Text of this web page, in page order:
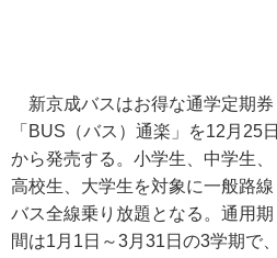
新京成バスはお得な通学定期券
「BUS（バス）通楽」を12月25日
から発売する。小学生、中学生、
高校生、大学生を対象に一般路線
バス全線乗り放題となる。通用期
間は1月1日～3月31日の3学期で、